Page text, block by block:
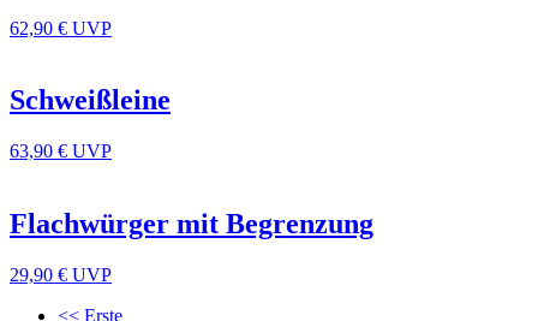
62,90 € UVP
Schweißleine
63,90 € UVP
Flachwürger mit Begrenzung
29,90 € UVP
<< Erste